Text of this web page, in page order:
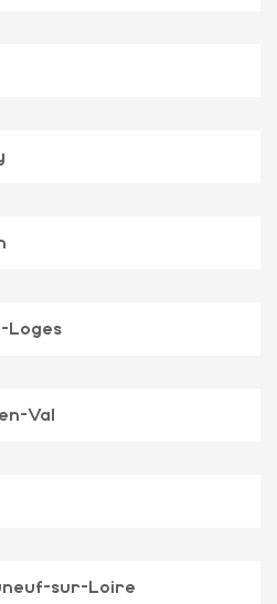
Loges
Val
sur-Loire